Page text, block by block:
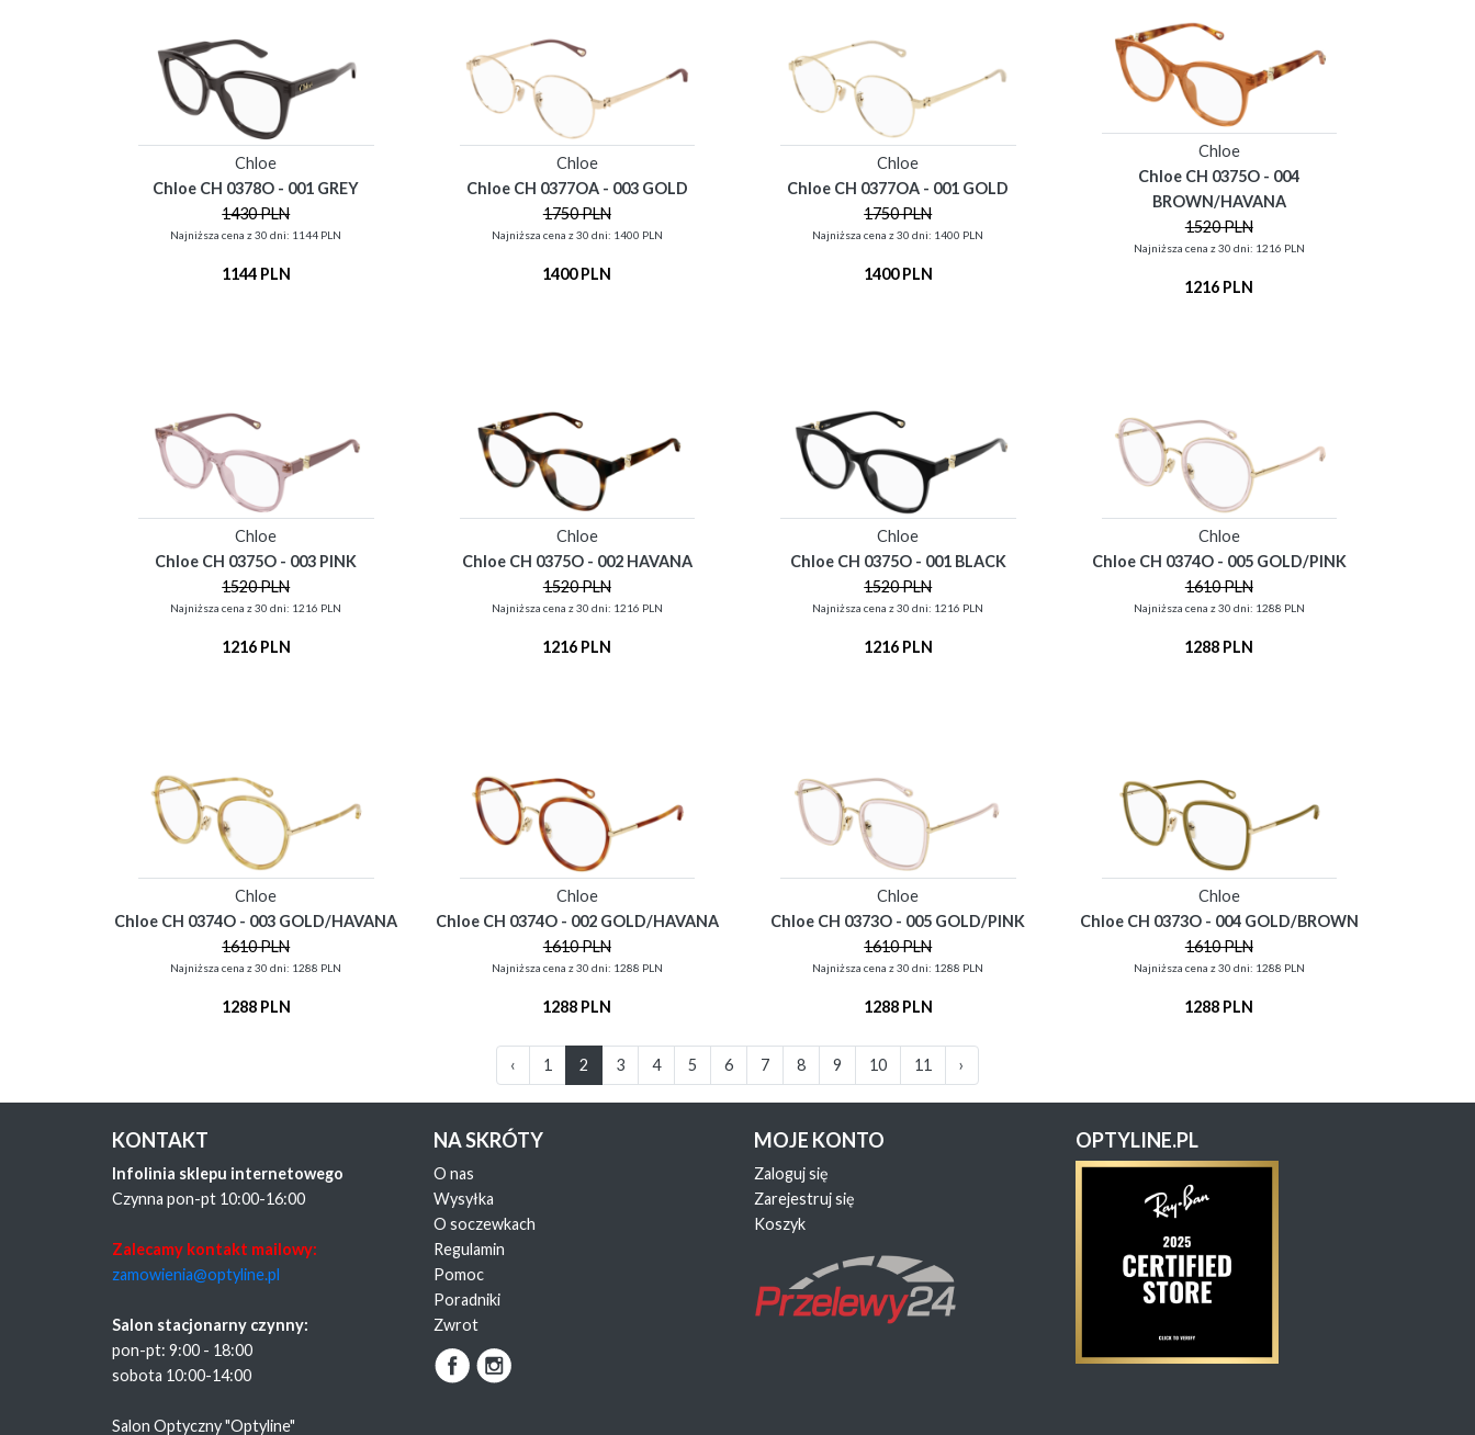
Chloe
Chloe CH 0378O - 001 GREY
1430 PLN
Najniższa cena z 30 dni: 1144 PLN
1144 PLN
Chloe
Chloe CH 0377OA - 003 GOLD
1750 PLN
Najniższa cena z 30 dni: 1400 PLN
1400 PLN
Chloe
Chloe CH 0377OA - 001 GOLD
1750 PLN
Najniższa cena z 30 dni: 1400 PLN
1400 PLN
Chloe
Chloe CH 0375O - 004
BROWN/HAVANA
1520 PLN
Najniższa cena z 30 dni: 1216 PLN
1216 PLN
Chloe
Chloe CH 0375O - 003 PINK
1520 PLN
Najniższa cena z 30 dni: 1216 PLN
1216 PLN
Chloe
Chloe CH 0375O - 002 HAVANA
1520 PLN
Najniższa cena z 30 dni: 1216 PLN
1216 PLN
Chloe
Chloe CH 0375O - 001 BLACK
1520 PLN
Najniższa cena z 30 dni: 1216 PLN
1216 PLN
Chloe
Chloe CH 0374O - 005 GOLD/PINK
1610 PLN
Najniższa cena z 30 dni: 1288 PLN
1288 PLN
Chloe
Chloe CH 0374O - 003 GOLD/HAVANA
1610 PLN
Najniższa cena z 30 dni: 1288 PLN
1288 PLN
Chloe
Chloe CH 0374O - 002 GOLD/HAVANA
1610 PLN
Najniższa cena z 30 dni: 1288 PLN
1288 PLN
Chloe
Chloe CH 0373O - 005 GOLD/PINK
1610 PLN
Najniższa cena z 30 dni: 1288 PLN
1288 PLN
Chloe
Chloe CH 0373O - 004 GOLD/BROWN
1610 PLN
Najniższa cena z 30 dni: 1288 PLN
1288 PLN
‹ 1 2 3 4 5 6 7 8 9 10 11 ›
KONTAKT
Infolinia sklepu internetowego
Czynna pon-pt 10:00-16:00
Zalecamy kontakt mailowy:
zamowienia@optyline.pl
Salon stacjonarny czynny:
pon-pt: 9:00 - 18:00
sobota 10:00-14:00
Salon Optyczny "Optyline"
NA SKRÓTY
O nas
Wysyłka
O soczewkach
Regulamin
Pomoc
Poradniki
Zwrot
MOJE KONTO
Zaloguj się
Zarejestruj się
Koszyk
OPTYLINE.PL